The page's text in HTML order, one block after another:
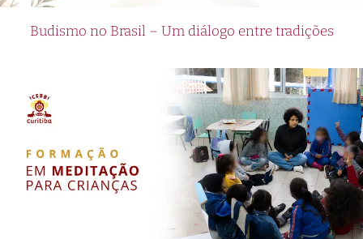
Budismo no Brasil – Um diálogo entre tradições